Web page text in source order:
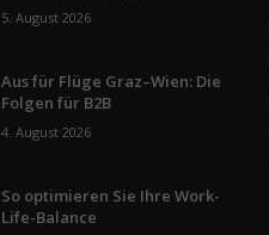
5. August 2026
Aus für Flüge Graz–Wien: Die
Folgen für B2B
4. August 2026
So optimieren Sie Ihre Work-
Life-Balance